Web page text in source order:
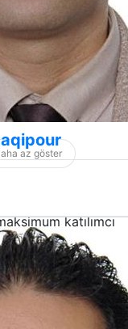
az göster
katılımcı
alan
kontenjan ile